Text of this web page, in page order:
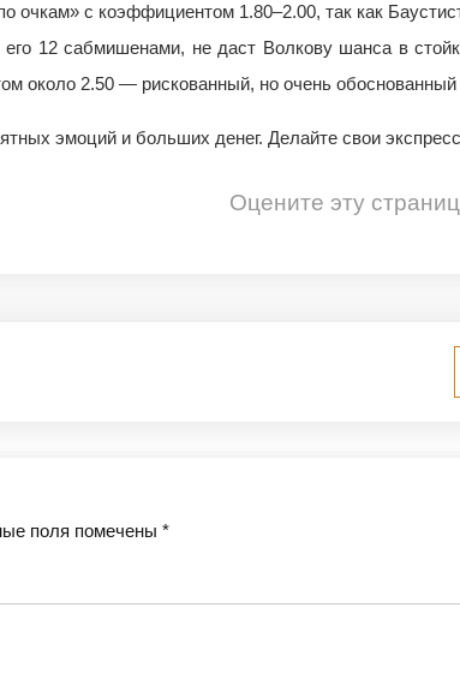
с коэффициентом 1.80–2.00, так как
12 сабмишенами, не даст Волкову шанса в
2.50 — рискованный, но очень обоснованный
эмоций и больших денег. Делайте свои
Оцените эту
поля помечены *